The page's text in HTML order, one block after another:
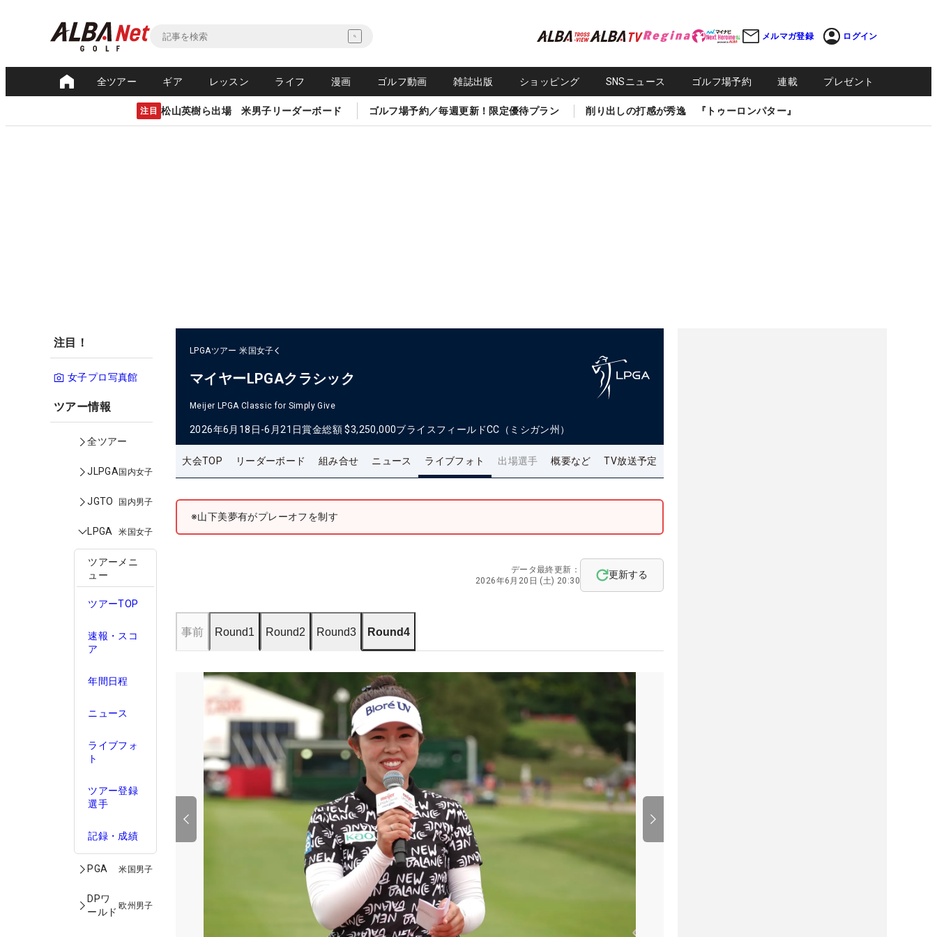
メルマガ登録 ログイン
全ツアー ギア レッスン ライフ 漫画 ゴルフ動画 雑誌出版 ショッピング SNSニュース ゴルフ場予約 連載 プレゼント
注目 松山英樹ら出場 米男子リーダーボード ゴルフ場予約／毎週更新！限定優待プラン 削り出しの打感が秀逸 『トゥーロンパター』
注目！
女子プロ写真館
ツアー情報
全ツアー
JLPGA国内女子
JGTO 国内男子
LPGA 米国女子
ツアーメニ
ュー
ツアーTOP
速報・スコ
ア
年間日程
ニュース
ライブフォ
ト
ツアー登録
選手
記録・成績
PGA 米国男子
DPワ
ールド
欧州男子
LPGAツアー 米国女子
マイヤーLPGAクラシック
Meijer LPGA Classic for Simply Give
2026年6月18日-6月21日賞金総額 $3,250,000ブライスフィールドCC（ミシガン州）
大会TOP リーダーボード 組み合せ ニュース ライブフォト 出場選手 概要など TV放送予定
※山下美夢有がプレーオフを制す
データ最終更新：
2026年6月20日 (土) 20:30
更新する
事前 Round1 Round2 Round3 Round4